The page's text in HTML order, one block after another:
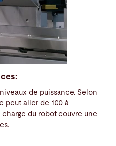
de puissance. Selon
peut aller de 100 à
du robot couvre une